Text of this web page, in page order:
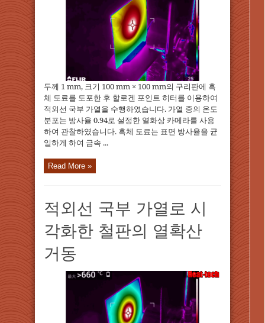
두께 1 mm, 크기 100 mm × 100 mm의 구리판에 흑
체 도료를 도포한 후 할로겐 포인트 히터를 이용하여
적외선 국부 가열을 수행하였습니다. 가열 중의 온도
분포는 방사율 0.94로 설정한 열화상 카메라를 사용
하여 관찰하였습니다. 흑체 도료는 표면 방사율을 균
일하게 하여 금속 ...
Read More »
적외선 국부 가열로 시
각화한 철판의 열확산
거동